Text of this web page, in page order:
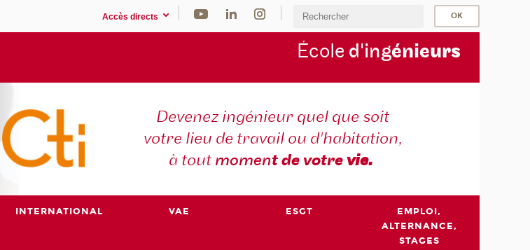
Accès directs
École d'ingénieurs
Devenez ingénieur quel que soit
votre lieu de travail ou d'habitation,
à toutmoment de votrevie.
INTERNATIONAL VAE ESGT
EMPLOI,
ALTERNANCE,
STAGES